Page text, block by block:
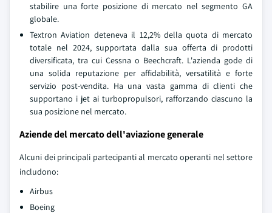
stabilire una forte posizione di mercato nel segmento GA
globale.
Textron Aviation deteneva il 12,2% della quota di mercato
totale nel 2024, supportata dalla sua offerta di prodotti
diversificata, tra cui Cessna o Beechcraft. L'azienda gode di
una solida reputazione per affidabilità, versatilità e forte
servizio post-vendita. Ha una vasta gamma di clienti che
supportano i jet ai turbopropulsori, rafforzando ciascuno la
sua posizione nel mercato.
Aziende del mercato dell'aviazione generale
Alcuni dei principali partecipanti al mercato operanti nel settore
includono:
Airbus
Boeing